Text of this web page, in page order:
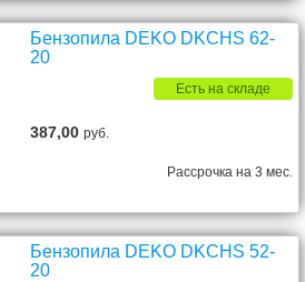
Бензопила DEKO DKCHS 62-
20
Есть на складе
387,00руб.
Рассрочка на 3 мес.
Бензопила DEKO DKCHS 52-
20